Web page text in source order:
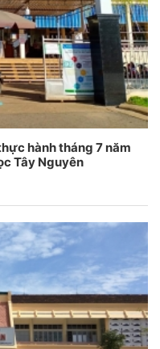
hành tháng 7 năm
Tây Nguyên